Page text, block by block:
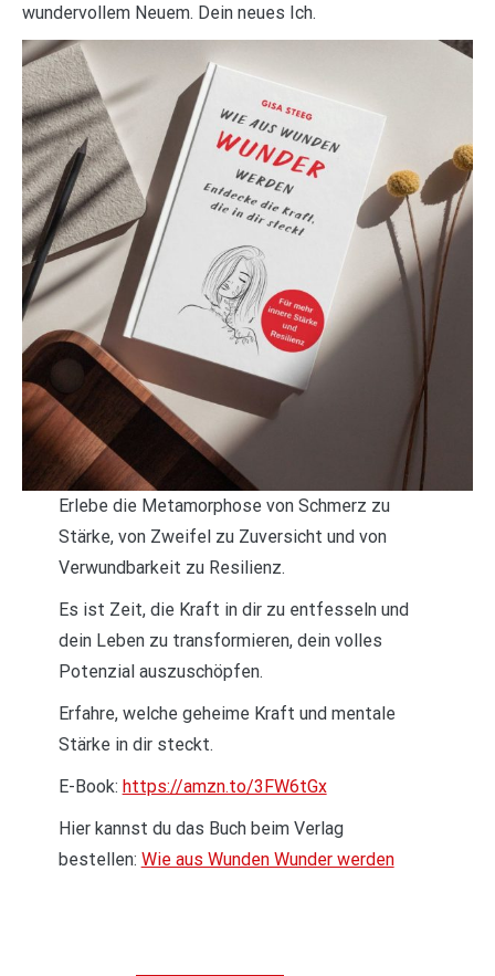
wundervollem Neuem. Dein neues Ich.
Erlebe die Metamorphose von Schmerz zu
Stärke, von Zweifel zu Zuversicht und von
Verwundbarkeit zu Resilienz.
Es ist Zeit, die Kraft in dir zu entfesseln und
dein Leben zu transformieren, dein volles
Potenzial auszuschöpfen.
Erfahre, welche geheime Kraft und mentale
Stärke in dir steckt.
E-Book: https://amzn.to/3FW6tGx
Hier kannst du das Buch beim Verlag
bestellen: Wie aus Wunden Wunder werden